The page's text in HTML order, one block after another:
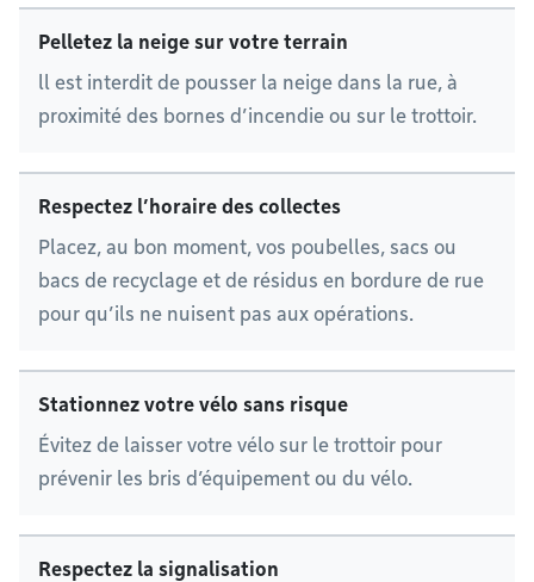
Pelletez la neige sur votre terrain
ll est interdit de pousser la neige dans la rue, à
proximité des bornes d’incendie ou sur le trottoir.
Respectez l’horaire des collectes
Placez, au bon moment, vos poubelles, sacs ou
bacs de recyclage et de résidus en bordure de rue
pour qu’ils ne nuisent pas aux opérations.
Stationnez votre vélo sans risque
Évitez de laisser votre vélo sur le trottoir pour
prévenir les bris d’équipement ou du vélo.
Respectez la signalisation